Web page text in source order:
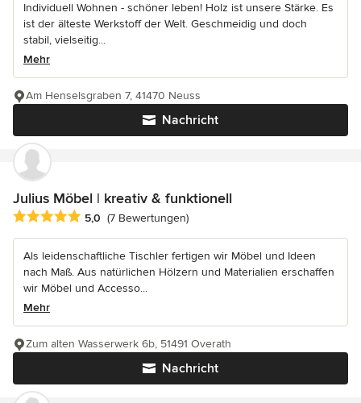
Individuell Wohnen - schöner leben! Holz ist unsere Stärke. Es
ist der älteste Werkstoff der Welt. Geschmeidig und doch
stabil, vielseitig...
Mehr
Nachricht
Am Henselsgraben 7, 41470 Neuss
Julius Möbel | kreativ & funktionell
Durchschnittliche Bewertung: 5 von 5 Sternen
5,0 (7 Bewertungen)
Als leidenschaftliche Tischler fertigen wir Möbel und Ideen
nach Maß. Aus natürlichen Hölzern und Materialien erschaffen
wir Möbel und Accesso...
Mehr
Nachricht
Zum alten Wasserwerk 6b, 51491 Overath